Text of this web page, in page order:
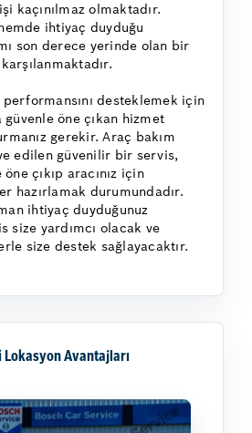
kaçınılmaz olmaktadır.
ihtiyaç duyduğu
son derece yerinde olan bir
performansını desteklemek için
güvenle öne çıkan hizmet
gerekir. Araç bakım
edilen güvenilir bir servis,
çıkıp aracınız için
hazırlamak durumundadır.
ihtiyaç duyduğunuz
size yardımcı olacak ve
size destek sağlayacaktır.
Lokasyon Avantajları